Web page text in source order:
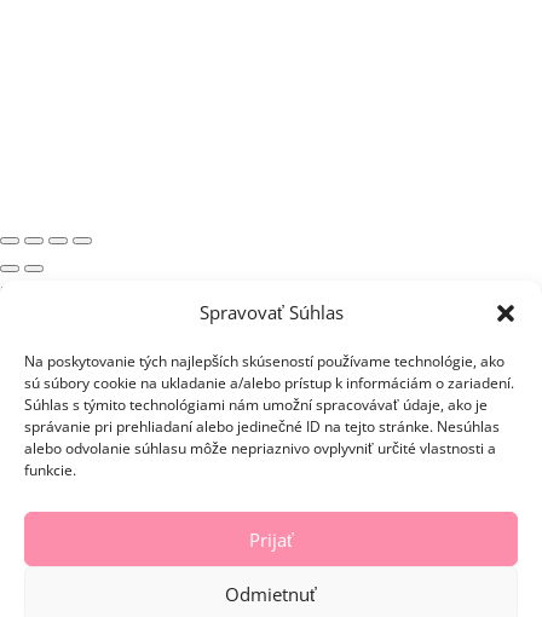
Spravovať Súhlas
Na poskytovanie tých najlepších skúseností používame technológie, ako
sú súbory cookie na ukladanie a/alebo prístup k informáciám o zariadení.
Súhlas s týmito technológiami nám umožní spracovávať údaje, ako je
správanie pri prehliadaní alebo jedinečné ID na tejto stránke. Nesúhlas
alebo odvolanie súhlasu môže nepriaznivo ovplyvniť určité vlastnosti a
funkcie.
Prijať
Odmietnuť
×
Naplňte košík našimi úžasnými produktami.
Nakupovaťbdfg
Zadať kupón
Medzisúčet 0,00€
Celkovo 0,00€
0,00€